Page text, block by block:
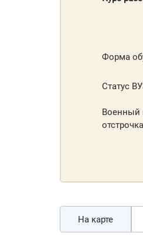
Форма
Статус
Военный
На карте